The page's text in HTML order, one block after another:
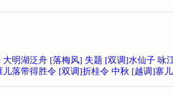
大明湖泛舟 [落梅风] 失题 [双调]水仙子 咏
儿落带得胜令 [双调]折桂令 中秋 [越调]寨